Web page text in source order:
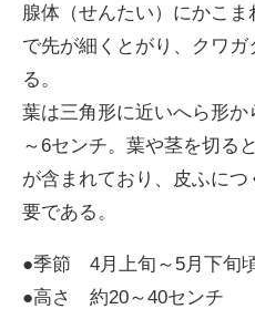
腺体（せんたい）にかこ
で先が細くとがり、クワガ
る。
葉は三角形に近いへら形
～6センチ。葉や茎を切る
が含まれており、皮ふに
要である。
●季節 4月上旬～5月下旬
●高さ 約20～40センチ